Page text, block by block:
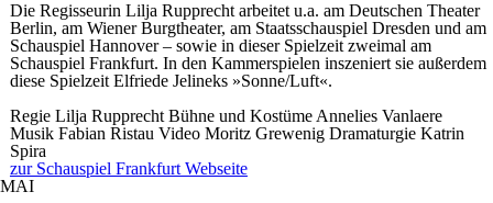
Die Regisseurin Lilja Rupprecht arbeitet u.a. am Deutschen Theater
Berlin, am Wiener Burgtheater, am Staatsschauspiel Dresden und am
Schauspiel Hannover – sowie in dieser Spielzeit zweimal am
Schauspiel Frankfurt. In den Kammerspielen inszeniert sie außerdem
diese Spielzeit Elfriede Jelineks »Sonne/Luft«.
RegieLilja Rupprecht Bühne und KostümeAnnelies Vanlaere
Musik Fabian Ristau VideoMoritz Grewenig DramaturgieKatrin
Spira
zur Schauspiel Frankfurt Webseite
MAI